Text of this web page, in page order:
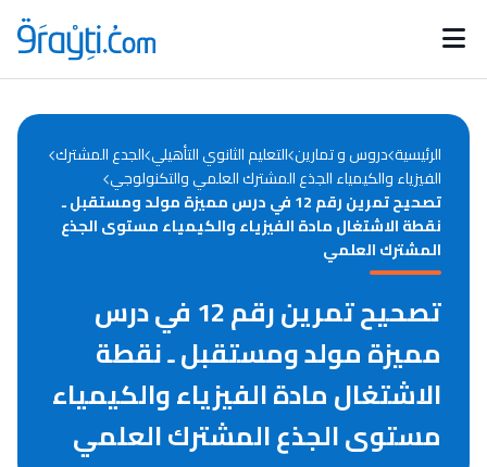
Catégories
d'actualités
Annonces bourses
الرئيسية دروس و تمارين التعليم الثانوي التأهيلي الجدع المشترك
الفيزياء والكيمياء الجذع المشترك العلمي والتكنولوجي
تصحيح تمرين رقم 12 في درس مميزة مولد ومستقبل ـ
نقطة الاشتغال مادة الفيزياء والكيمياء مستوى الجذع
المشترك العلمي
تصحيح تمرين رقم 12 في درس
مميزة مولد ومستقبل ـ نقطة
الاشتغال مادة الفيزياء والكيمياء
مستوى الجذع المشترك العلمي